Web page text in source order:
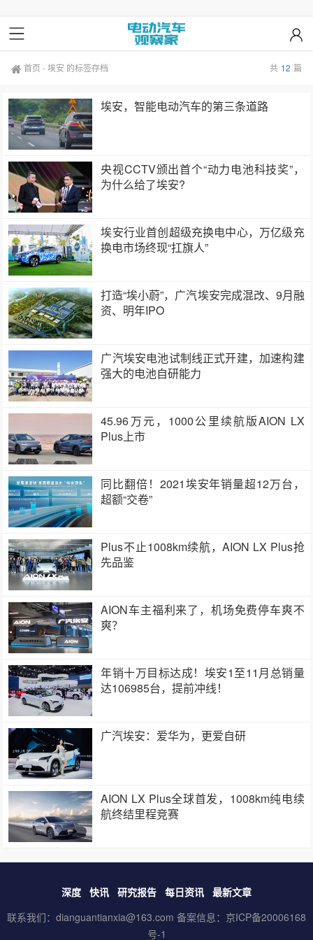
首页 -埃安 的标签存档 共 12 篇
埃安，智能电动汽车的第三条道路
央视CCTV颁出首个“动力电池科技奖”，
为什么给了埃安?
埃安行业首创超级充换电中心，万亿级充
换电市场终现“扛旗人”
打造“埃小蔚”，广汽埃安完成混改、9月融
资、明年IPO
广汽埃安电池试制线正式开建，加速构建
强大的电池自研能力
45.96万元，1000公里续航版AION LX
Plus上市
同比翻倍！2021埃安年销量超12万台，
超额“交卷”
Plus不止1008km续航，AION LX Plus抢
先品鉴
AION车主福利来了，机场免费停车爽不
爽？
年销十万目标达成！埃安1至11月总销量
达106985台，提前冲线！
广汽埃安：爱华为，更爱自研
AION LX Plus全球首发，1008km纯电续
航终结里程竞赛
深度 快讯 研究报告 每日资讯 最新文章
联系我们：dianguantianxia@163.com 备案信息： 京ICP备20006168
号-1